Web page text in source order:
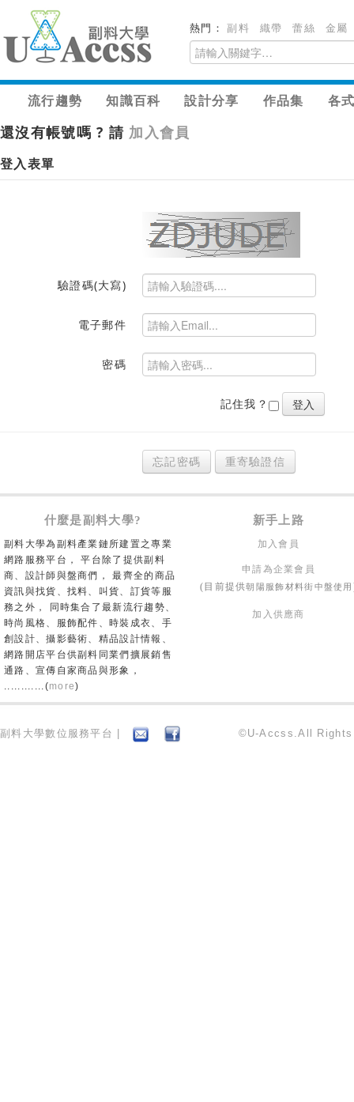
熱門：副料 織帶 蕾絲 金屬
流行趨勢 知識百科 設計分享 作品集 各
還沒有帳號嗎 ? 請 加入會員
登入表單
驗證碼(大寫)
電子郵件
密碼
記住我？
忘記密碼 重寄驗證信
什麼是副料大學? 新手上路
副料大學為副料產業鏈所建置之專業
網路服務平台， 平台除了提供副料
商、設計師與盤商們， 最齊全的商品
資訊與找貨、找料、叫貨、訂貨等服
務之外， 同時集合了最新流行趨勢、
時尚風格、服飾配件、時裝成衣、手
創設計、攝影藝術、精品設計情報、
網路開店平台供副料同業們擴展銷售
通路、宣傳自家商品與形象，
............(more)
加入會員
申請為企業會員
(目前提供朝陽服飾材料街中盤使用
加入供應商
副料大學數位服務平台 | ©U-Accss.All Rights